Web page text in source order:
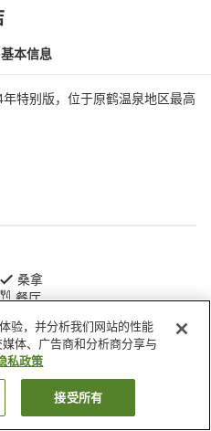
基本信息
特别版，位于原鹤温泉地区最高
桑拿
餐厅
原鹤温泉 平成景观酒店
房
验，并分析我们网站的性能
体、广告商和分析商分享与
私政策
接受所有